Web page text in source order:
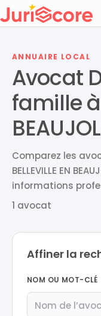
ANNUAIRE LOCAL
Avocat
famille à
Comparez les
BELLEVILLE EN
informations
1 avocat
Affiner la
NOM OU MOT-CLÉ